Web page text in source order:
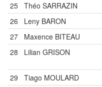
25 Théo SARRAZIN
26
Leny BARON
27
Maxence BITEAU
28
Lilian GRISON
29 Tiago MOULARD